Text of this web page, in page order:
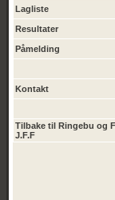
Lagliste
Resultater
Påmelding
Kontakt
Tilbake til Ringebu og
J.F.F